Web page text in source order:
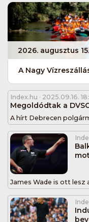
2026. augusztus
A Nagy
Index.hu · 2025.09.16.
Megoldódtak a
A hírt Debrecen
James Wade is ott lesz